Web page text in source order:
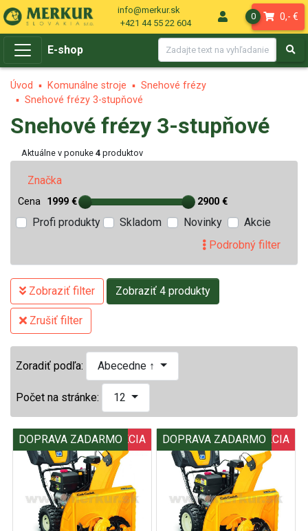
info@merkur.sk
+421 44 55 22 604
0 0,- €
E-shop
Úvod Komunálne stroje
Snehové frézy
Snehové frézy 3-stupňové
Snehové frézy 3-stupňové
Aktuálne v ponuke 4 produktov
Značka
Cena 1999 € 2900 €
Profi produkty Skladom Novinky
Akcie
Podrobný filter
Zobraziť filter Zobraziť 4 produkty
Zrušiť filter
Zoradiť podľa: Abecedne ↑
Počet na stránke: 12
AKCIA
DOPRAVA ZADARMO AKCIA
DOPRAVA ZADARMO